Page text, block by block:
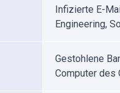
Infizierte E-
Engineering,
Gestohlene
Computer des